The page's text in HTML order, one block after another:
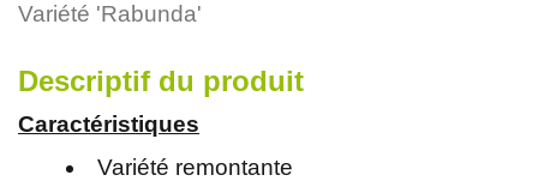
Variété 'Rabunda'
Descriptif du produit
Caractéristiques
Variété remontante